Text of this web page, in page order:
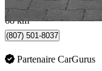
Vaughan, ON
68 km
(807) 501-8037
Partenaire CarGurus